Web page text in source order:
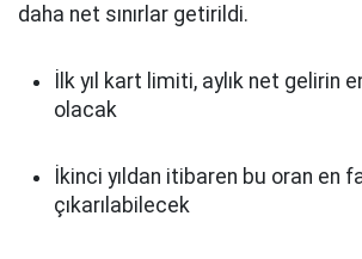
daha net sınırlar getirildi.
İlk yıl kart limiti, aylık net gelirin
olacak
İkinci yıldan itibaren bu oran en
çıkarılabilecek